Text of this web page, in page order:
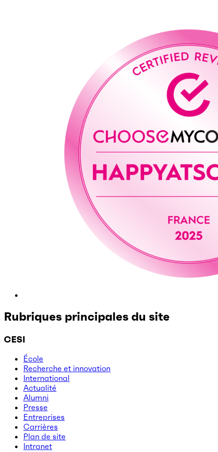
Rubriques principales du site
CESI
École
Recherche et innovation
International
Actualité
Alumni
Presse
Entreprises
Carrières
Plan de site
Intranet